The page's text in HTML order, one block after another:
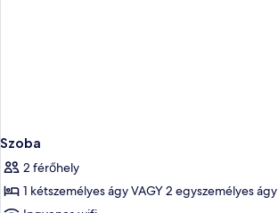
Szoba
2 férőhely
1 kétszemélyes ágy VAGY 2 egyszemélyes ágy